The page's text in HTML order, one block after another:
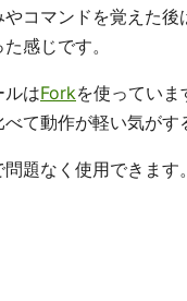
コマンドを覚えた後
感じです。
ルはForkを使っていま
て動作が軽い気がす
題なく使用できます。